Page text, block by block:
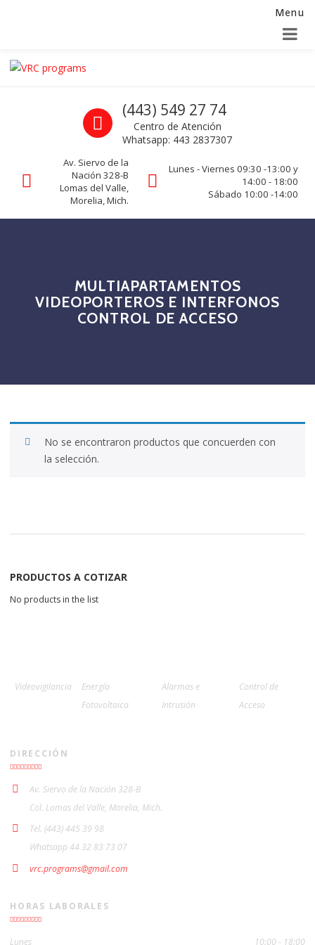
Menu
Skip to navigation
Skip to content
La seguridad de su empresa es nuestro negocio.
Call us
(443) 549 27 74
Centro de Atención
Whatsapp: 443 2837307
Av. Siervo de la
Nación 328-B
Lomas del Valle,
Morelia, Mich.
Lunes - Viernes 09:30 -13:00 y
14:00 - 18:00
Sábado 10:00 -14:00
MULTIAPARTAMENTOS
VIDEOPORTEROS E INTERFONOS
CONTROL DE ACCESO
No se encontraron productos que concuerden con
la selección.
PRODUCTOS A COTIZAR
No products in the list
Videovigilancia
Energía
Fotovoltaica
Alarmas e
Intrusión
Control de
Acceso
DIRECCIÓN
Av. Siervo de la Nación 328-B
Col. Lomas del Valle, Morelia, Mich.
Tel. (443) 445 39 98
Whatsapp 44 32 83 73 07
vrc.programs@gmail.com
HORAS LABORALES
Lunes 10:00 - 18:00